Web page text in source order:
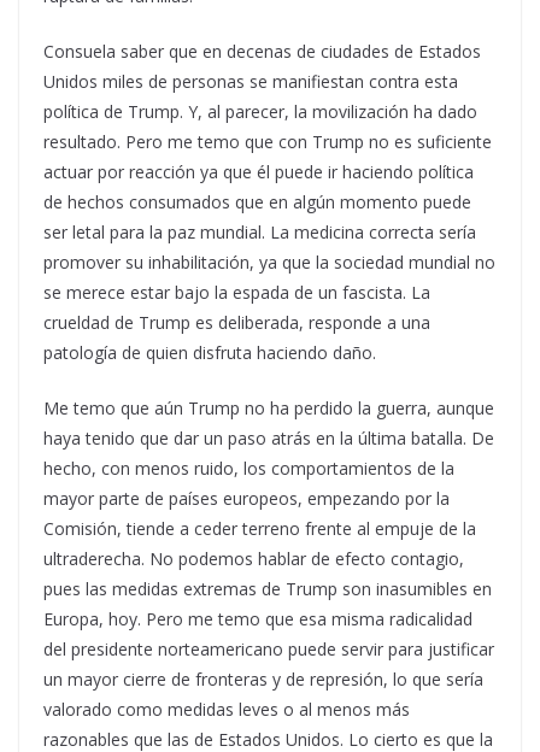
Consuela saber que en decenas de ciudades de Estados
Unidos miles de personas se manifiestan contra esta
política de Trump. Y, al parecer, la movilización ha dado
resultado. Pero me temo que con Trump no es suficiente
actuar por reacción ya que él puede ir haciendo política
de hechos consumados que en algún momento puede
ser letal para la paz mundial. La medicina correcta sería
promover su inhabilitación, ya que la sociedad mundial no
se merece estar bajo la espada de un fascista. La
crueldad de Trump es deliberada, responde a una
patología de quien disfruta haciendo daño.
Me temo que aún Trump no ha perdido la guerra, aunque
haya tenido que dar un paso atrás en la última batalla. De
hecho, con menos ruido, los comportamientos de la
mayor parte de países europeos, empezando por la
Comisión, tiende a ceder terreno frente al empuje de la
ultraderecha. No podemos hablar de efecto contagio,
pues las medidas extremas de Trump son inasumibles en
Europa, hoy. Pero me temo que esa misma radicalidad
del presidente norteamericano puede servir para justificar
un mayor cierre de fronteras y de represión, lo que sería
valorado como medidas leves o al menos más
razonables que las de Estados Unidos. Lo cierto es que la